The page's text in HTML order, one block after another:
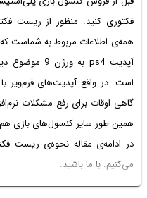
فکتوری کنید. منظور از ریست
همه‌ی اطلاعات مربوط به شماست که
آپدیت ps4 به ورژن 9
موضوع
است. در واقع آپدیت‌های فرم‌ویر
گاهی اوقات برای رفع مشکلات
همین طور سایر کنسول‌های بازی
می‌کنیم. با ما باشید.